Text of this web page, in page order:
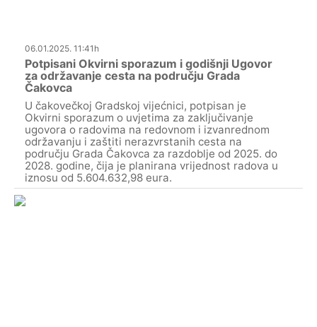
06.01.2025. 11:41h
Potpisani Okvirni sporazum i godišnji Ugovor
za održavanje cesta na području Grada
Čakovca
U čakovečkoj Gradskoj vijećnici, potpisan je
Okvirni sporazum o uvjetima za zaključivanje
ugovora o radovima na redovnom i izvanrednom
održavanju i zaštiti nerazvrstanih cesta na
području Grada Čakovca za razdoblje od 2025. do
2028. godine, čija je planirana vrijednost radova u
iznosu od 5.604.632,98 eura.